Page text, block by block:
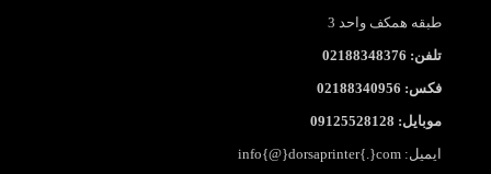
طبقه همکف واحد 3
تلفن: 02188348376
فکس: 02188340956
موبایل: 09125528128
ایمیل: info{@}dorsaprinter{.}com